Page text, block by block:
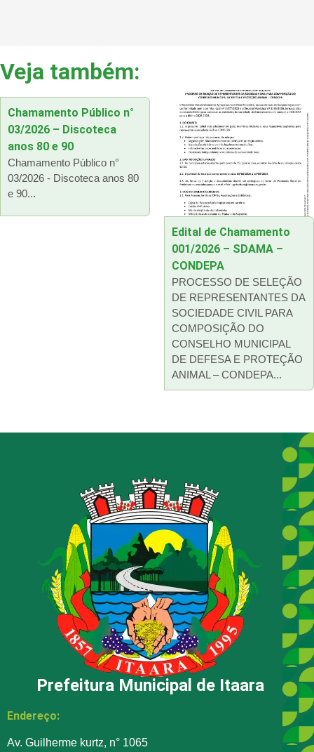
Veja também:
Chamamento Público n°
03/2026 – Discoteca
anos 80 e 90
Chamamento Público n°
03/2026 - Discoteca anos 80
e 90...
Edital de Chamamento
001/2026 – SDAMA –
CONDEPA
PROCESSO DE SELEÇÃO
DE REPRESENTANTES DA
SOCIEDADE CIVIL PARA
COMPOSIÇÃO DO
CONSELHO MUNICIPAL
DE DEFESA E PROTEÇÃO
ANIMAL – CONDEPA...
Prefeitura Municipal de Itaara
Endereço:
Av. Guilherme kurtz, n° 1065